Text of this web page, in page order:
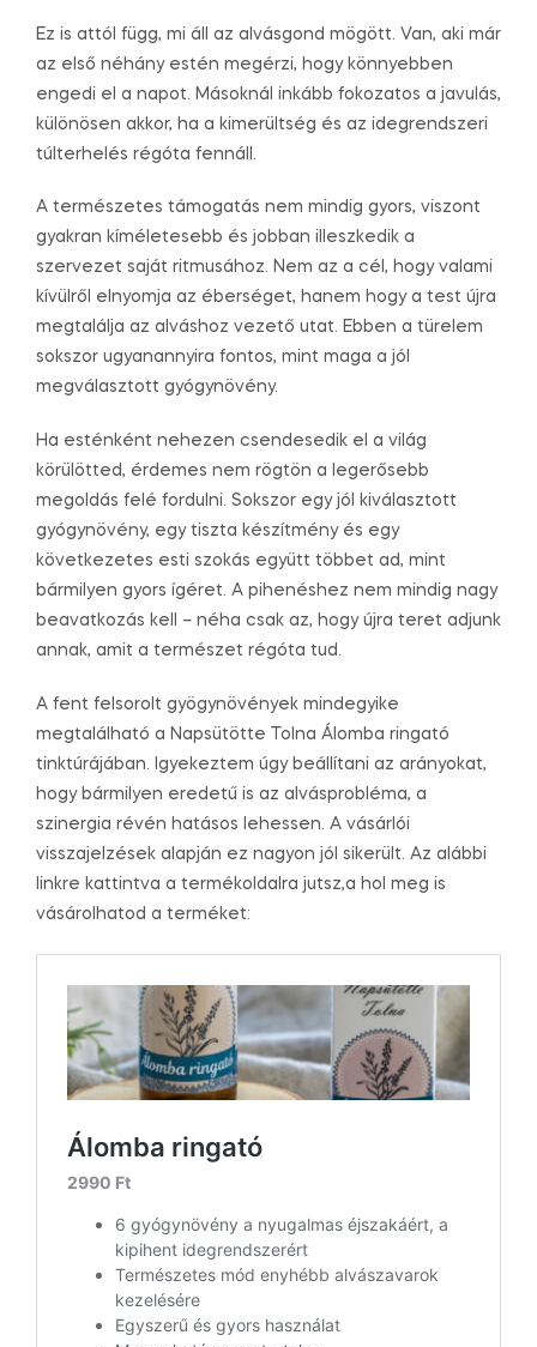
Ez is attól függ, mi áll az alvásgond mögött. Van, aki már
az első néhány estén megérzi, hogy könnyebben
engedi el a napot. Másoknál inkább fokozatos a javulás,
különösen akkor, ha a kimerültség és az idegrendszeri
túlterhelés régóta fennáll.
A természetes támogatás nem mindig gyors, viszont
gyakran kíméletesebb és jobban illeszkedik a
szervezet saját ritmusához. Nem az a cél, hogy valami
kívülről elnyomja az éberséget, hanem hogy a test újra
megtalálja az alváshoz vezető utat. Ebben a türelem
sokszor ugyanannyira fontos, mint maga a jól
megválasztott gyógynövény.
Ha esténként nehezen csendesedik el a világ
körülötted, érdemes nem rögtön a legerősebb
megoldás felé fordulni. Sokszor egy jól kiválasztott
gyógynövény, egy tiszta készítmény és egy
következetes esti szokás együtt többet ad, mint
bármilyen gyors ígéret. A pihenéshez nem mindig nagy
beavatkozás kell – néha csak az, hogy újra teret adjunk
annak, amit a természet régóta tud.
A fent felsorolt gyögynövények mindegyike
megtalálható a Napsütötte Tolna Álomba ringató
tinktúrájában. Igyekeztem úgy beállítani az arányokat,
hogy bármilyen eredetű is az alvásprobléma, a
szinergia révén hatásos lehessen. A vásárlói
visszajelzések alapján ez nagyon jól sikerült. Az alábbi
linkre kattintva a termékoldalra jutsz,a hol meg is
vásárolhatod a terméket: